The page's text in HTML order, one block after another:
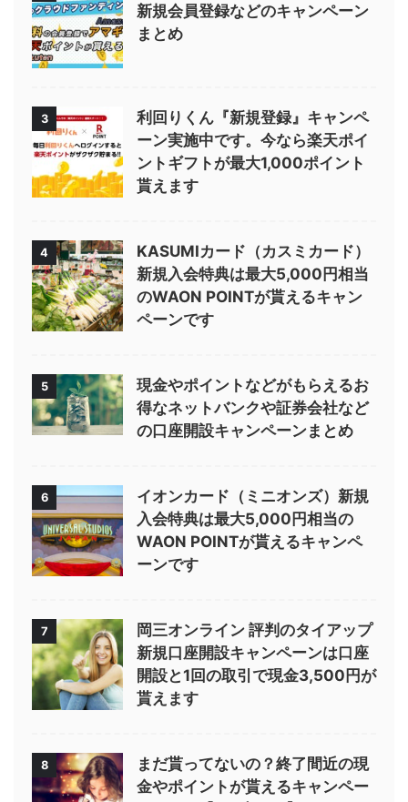
新規会員登録などのキャンペーン
まとめ
3
利回りくん『新規登録』キャンペ
ーン実施中です。今なら楽天ポイ
ントギフトが最大1,000ポイント
貰えます
4
KASUMIカード（カスミカード）
新規入会特典は最大5,000円相当
のWAON POINTが貰えるキャン
ペーンです
5
現金やポイントなどがもらえるお
得なネットバンクや証券会社など
の口座開設キャンペーンまとめ
6
イオンカード（ミニオンズ）新規
入会特典は最大5,000円相当の
WAON POINTが貰えるキャンペ
ーンです
7
岡三オンライン 評判のタイアップ
新規口座開設キャンペーンは口座
開設と1回の取引で現金3,500円が
貰えます
8
まだ貰ってないの？終了間近の現
金やポイントが貰えるキャンペー